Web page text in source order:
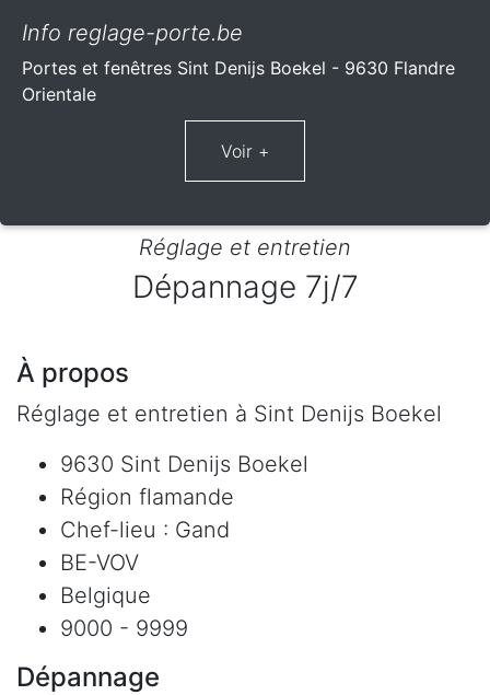
Info reglage-porte.be
Portes et fenêtres Sint Denijs Boekel - 9630 Flandre
Orientale
Réglage et entretien
Dépannage 7j/7
À propos
Réglage et entretien à Sint Denijs Boekel
9630 Sint Denijs Boekel
Région flamande
Chef-lieu : Gand
BE-VOV
Belgique
9000 - 9999
Dépannage